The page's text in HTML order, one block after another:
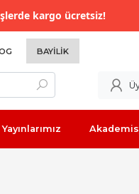
kargo ücretsiz!
BAYILIK
Yayınlarımız